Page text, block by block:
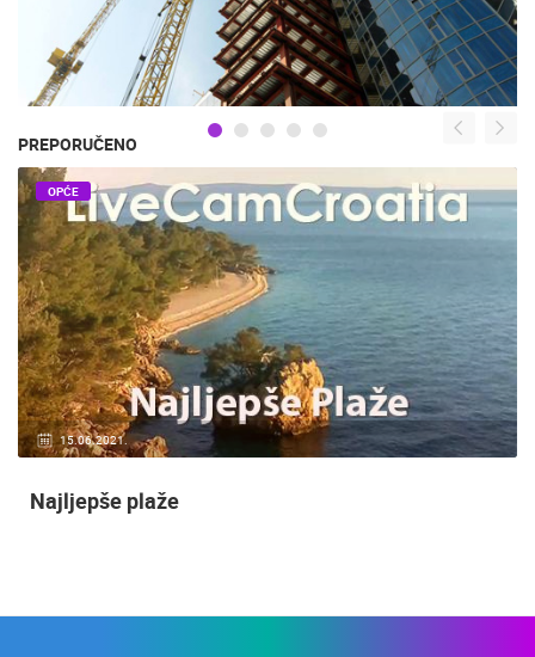
PREPORUČENO
15.06.2021.
OPĆE
Najljepše plaže